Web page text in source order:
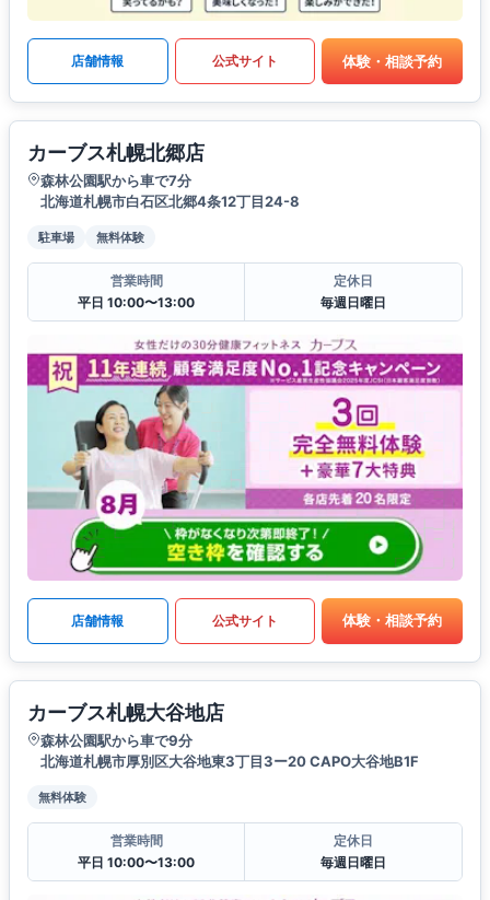
店舗情報 公式サイト 体験・相談予約
カーブス札幌北郷店
森林公園駅から車で7分
北海道札幌市白石区北郷4条12丁目24-8
駐車場 無料体験
営業時間
平日 10:00〜13:00
定休日
毎週日曜日
店舗情報 公式サイト 体験・相談予約
カーブス札幌大谷地店
森林公園駅から車で9分
北海道札幌市厚別区大谷地東3丁目3ー20 CAPO大谷地B1F
無料体験
営業時間
平日 10:00〜13:00
定休日
毎週日曜日